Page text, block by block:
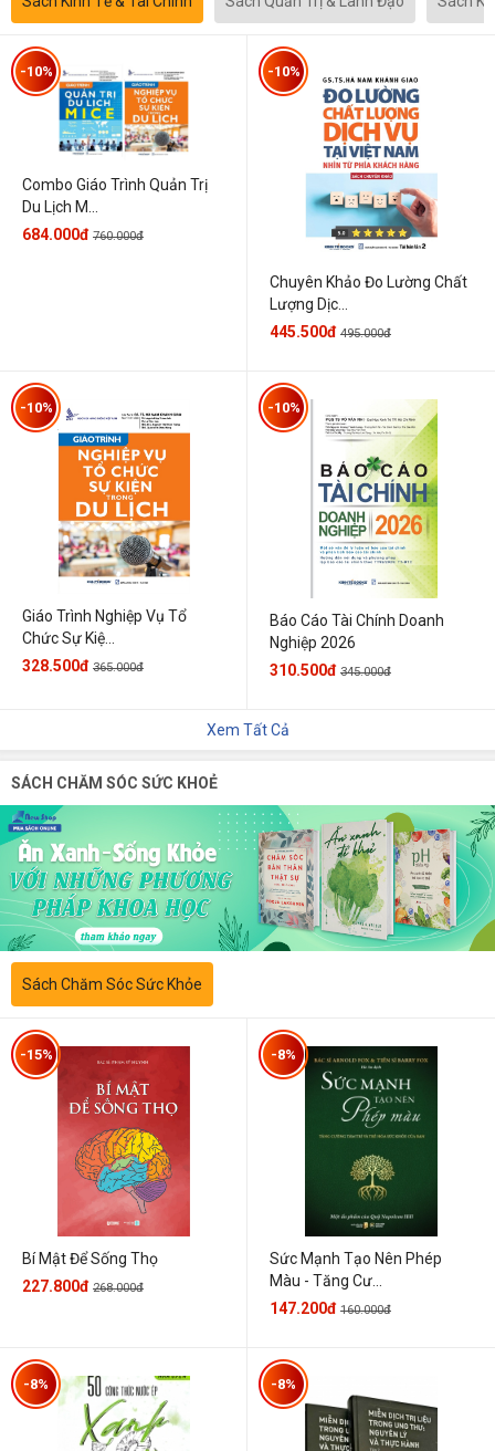
Combo Giáo Trình Quản Trị
Du Lịch M...
-10%
684.000đ 760.000đ
Chuyên Khảo Đo Lường Chất
Lượng Dịc...
-10%
445.500đ 495.000đ
Giáo Trình Nghiệp Vụ Tổ
Chức Sự Kiệ...
-10%
328.500đ 365.000đ
Báo Cáo Tài Chính Doanh
Nghiệp 2026
-10%
310.500đ 345.000đ
Xem Tất Cả
SÁCH CHĂM SÓC SỨC KHOẺ
Sách Chăm Sóc Sức Khỏe
Bí Mật Để Sống Thọ
-15%
227.800đ 268.000đ
Sức Mạnh Tạo Nên Phép
Màu - Tăng Cư...
-8%
147.200đ 160.000đ
-8% -8%